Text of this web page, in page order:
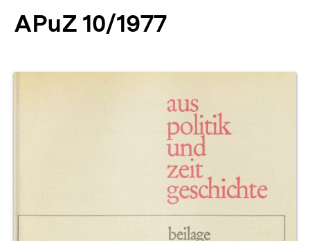
APuZ 10/1977
Produktvorschau